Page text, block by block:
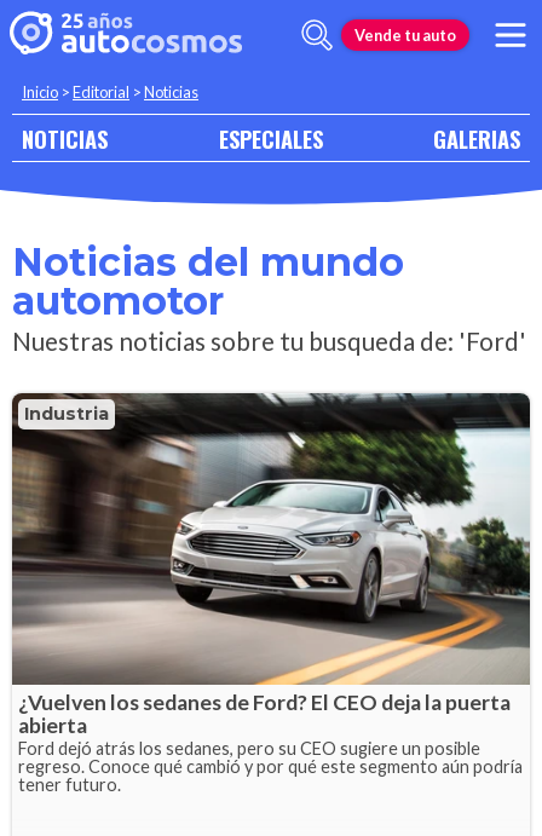
Vende tu auto
Inicio >Editorial >Noticias
NOTICIAS ESPECIALES GALERIAS
Noticias del mundo
automotor
Nuestras noticias sobre tu busqueda de: 'Ford'
Industria
¿Vuelven los sedanes de Ford? El CEO deja la puerta
abierta
Ford dejó atrás los sedanes, pero su CEO sugiere un posible
regreso. Conoce qué cambió y por qué este segmento aún podría
tener futuro.